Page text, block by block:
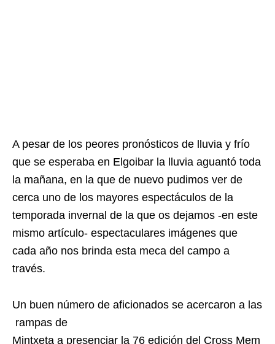
A pesar de los peores pronósticos de lluvia y frío
que se esperaba en Elgoibar la lluvia aguantó toda
la mañana, en la que de nuevo pudimos ver de
cerca uno de los mayores espectáculos de la
temporada invernal de la que os dejamos -en este
mismo artículo- espectaculares imágenes que
cada año nos brinda esta meca del campo a
través.
Un buen número de aficionados se acercaron a las
rampas de
Mintxeta a presenciar la 76 edición del Cross Mem